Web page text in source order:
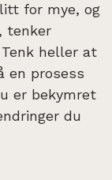
for mye, og
tenker
heller at
en prosess
er bekymret
du